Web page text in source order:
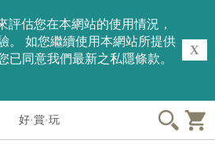
評估您在本網站的使用情況，
。 如您繼續使用本網站所提供
已同意我們最新之私隱條款。
X
好·賞·玩